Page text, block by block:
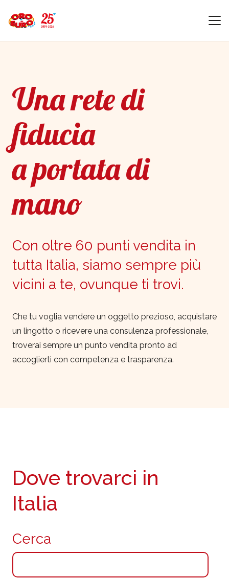
Una rete di
fiducia
a portata di
mano
Con oltre 60 punti vendita in
tutta Italia, siamo sempre più
vicini a te, ovunque ti trovi.
Che tu voglia vendere un oggetto prezioso, acquistare
un lingotto o ricevere una consulenza professionale,
troverai sempre un punto vendita pronto ad
accoglierti con competenza e trasparenza.
Cerca
Dove trovarci in
Italia